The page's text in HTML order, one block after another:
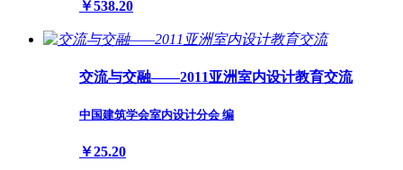
￥538.20
交流与交融——2011亚洲室内设计教育交流
中国建筑学会室内设计分会 编
￥25.20